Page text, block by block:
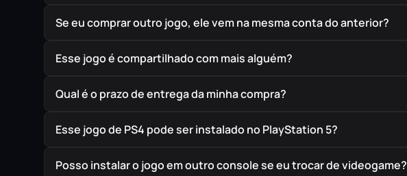
Se eu comprar outro jogo, ele vem na mesma conta do anterior?
Esse jogo é compartilhado com mais alguém?
Qual é o prazo de entrega da minha compra?
Esse jogo de PS4 pode ser instalado no PlayStation 5?
Posso instalar o jogo em outro console se eu trocar de videogame?